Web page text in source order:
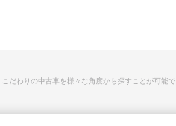
だわりの中古車を様々な角度から探すことが可能で